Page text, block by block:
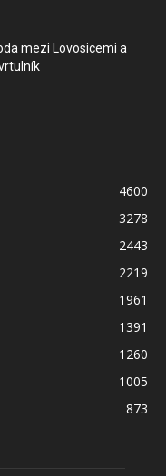
mezi Lovosicemi a
4600
3278
2443
2219
1961
1391
1260
1005
873